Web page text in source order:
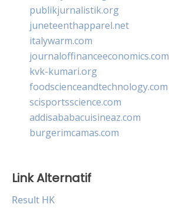
publikjurnalistik.org
juneteenthapparel.net
italywarm.com
journaloffinanceeconomics.com
kvk-kumari.org
foodscienceandtechnology.com
scisportsscience.com
addisababacuisineaz.com
burgerimcamas.com
Link Alternatif
Result HK